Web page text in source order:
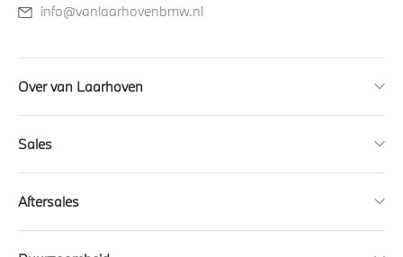
info@vanlaarhovenbmw.nl
Over van Laarhoven
Sales
Aftersales